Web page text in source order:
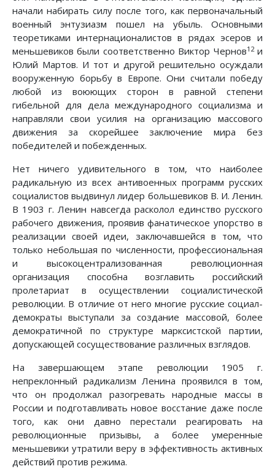
начали набирать силу после того, как первоначальный
военный энтузиазм пошел на убыль. Основными
теоретиками интернационалистов в рядах эсеров и
меньшевиков были соответственно Виктор Чернов12и
Юлий Мартов. И тот и другой решительно осуждали
вооруженную борьбу в Европе. Они считали победу
любой из воюющих сторон в равной степени
гибельной для дела международного социализма и
направляли свои усилия на организацию массового
движения за скорейшее заключение мира без
победителей и побежденных.
Нет ничего удивительного в том, что наиболее
радикальную из всех антивоенных программ русских
социалистов выдвинул лидер большевиков В. И. Ленин.
В 1903 г. Ленин навсегда расколол единство русского
рабочего движения, проявив фанатическое упорство в
реализации своей идеи, заключавшейся в том, что
только небольшая по численности, профессиональная
и высокоцентрализованная революционная
организация способна возглавить российский
пролетариат в осуществлении социалистической
революции. В отличие от него многие русские социал-
демократы выступали за создание массовой, более
демократичной по структуре марксистской партии,
допускающей сосуществование различных взглядов.
На завершающем этапе революции 1905 г.
непреклонный радикализм Ленина проявился в том,
что он продолжал разогревать народные массы в
России и подготавливать новое восстание даже после
того, как они давно перестали реагировать на
революционные призывы, а более умеренные
меньшевики утратили веру в эффективность активных
действий против режима.